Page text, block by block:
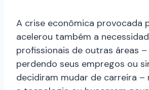
A crise econômica provocada
acelerou também a
profissionais de outras áreas
perdendo seus empregos ou
decidiram mudar de carreira –